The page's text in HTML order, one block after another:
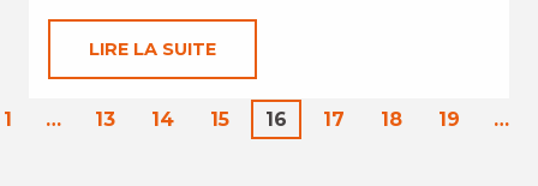
LIRE LA SUITE
1 … 13 14 15 16 17 18 19 …